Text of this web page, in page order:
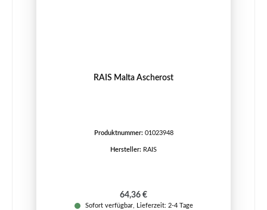
RAIS Malta Ascherost
Produktnummer: 01023948
Hersteller: RAIS
Regulärer Preis:
64,36 €
Sofort verfügbar, Lieferzeit: 2-4 Tage